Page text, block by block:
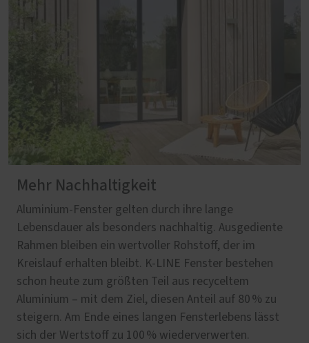
Mehr Nachhaltigkeit
Aluminium‑Fenster gelten durch ihre lange
Lebensdauer als besonders nachhaltig. Ausgediente
Rahmen bleiben ein wertvoller Rohstoff, der im
Kreislauf erhalten bleibt. K-LINE Fenster bestehen
schon heute zum größten Teil aus recyceltem
Aluminium – mit dem Ziel, diesen Anteil auf 80 % zu
steigern. Am Ende eines langen Fensterlebens lässt
sich der Wertstoff zu 100 % wiederverwerten.